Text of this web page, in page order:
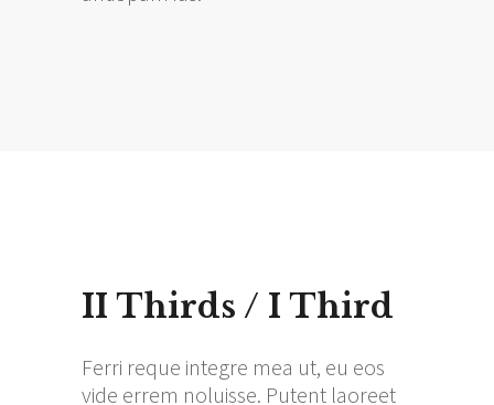
II Thirds / I Third
Ferri reque integre mea ut, eu eos
vide errem noluisse. Putent laoreet